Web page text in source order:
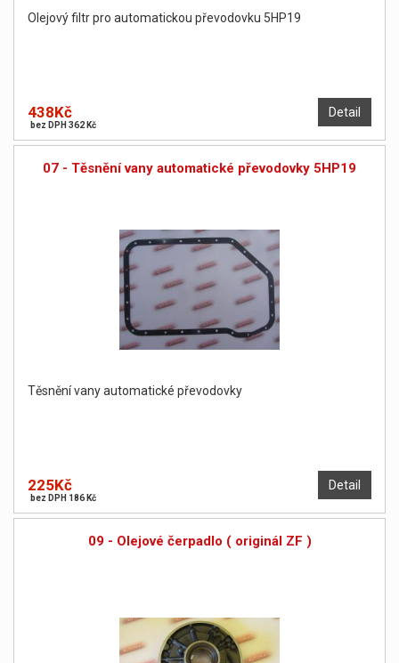
Olejový filtr pro automatickou převodovku 5HP19
Detail
438Kč
bez DPH 362 Kč
07 - Těsnění vany automatické převodovky 5HP19
Těsnění vany automatické převodovky
Detail
225Kč
bez DPH 186 Kč
09 - Olejové čerpadlo ( originál ZF )